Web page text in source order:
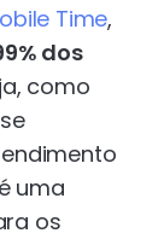
Time,
dos
como
uma
os